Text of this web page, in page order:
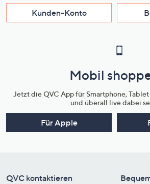
Kunden-Konto
Mobil
Jetzt die QVC App für Smartphone,
und überall live dabei
Für Apple
QVC kontaktieren